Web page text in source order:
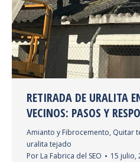
RETIRADA DE URALITA
VECINOS: PASOS Y
Amianto y Fibrocemento, Quitar
uralita tejado
Por La Fabrica del SEO 15 julio,